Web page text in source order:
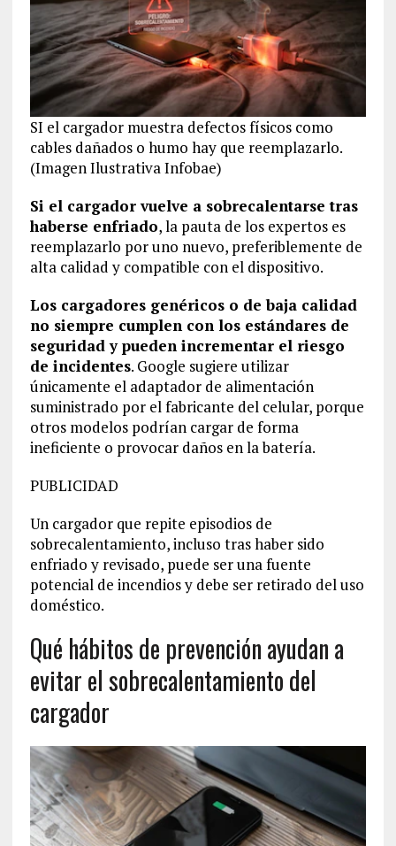
SI el cargador muestra defectos físicos como
cables dañados o humo hay que reemplazarlo.
(Imagen Ilustrativa Infobae)
Si el cargador vuelve a sobrecalentarse tras
haberse enfriado, la pauta de los expertos es
reemplazarlo por uno nuevo, preferiblemente de
alta calidad y compatible con el dispositivo.
Los cargadores genéricos o de baja calidad
no siempre cumplen con los estándares de
seguridad y pueden incrementar el riesgo
de incidentes. Google sugiere utilizar
únicamente el adaptador de alimentación
suministrado por el fabricante del celular, porque
otros modelos podrían cargar de forma
ineficiente o provocar daños en la batería.
PUBLICIDAD
Un cargador que repite episodios de
sobrecalentamiento, incluso tras haber sido
enfriado y revisado, puede ser una fuente
potencial de incendios y debe ser retirado del uso
doméstico.
Qué hábitos de prevención ayudan a
evitar el sobrecalentamiento del
cargador